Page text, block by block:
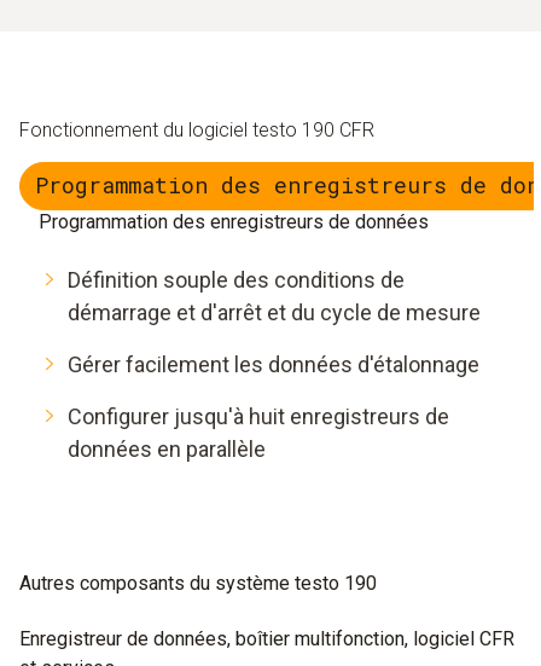
Fonctionnement du logiciel testo 190 CFR
Programmation des enregistreurs de
Programmation des enregistreurs de données
Définition souple des conditions de
démarrage et d'arrêt et du cycle de mesure
Gérer facilement les données d'étalonnage
Configurer jusqu'à huit enregistreurs de
données en parallèle
Autres composants du système testo 190
Enregistreur de données, boîtier multifonction, logiciel CFR